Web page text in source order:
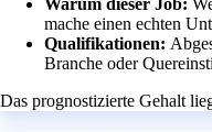
Warum dieser Job:
mache einen echten
Qualifikationen:
Branche oder
Das prognostizierte Gehalt